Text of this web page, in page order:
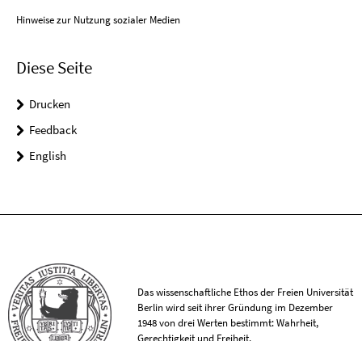
Hinweise zur Nutzung sozialer Medien
Diese Seite
Drucken
Feedback
English
Das wissenschaftliche Ethos der Freien Universität
Berlin wird seit ihrer Gründung im Dezember
1948 von drei Werten bestimmt: Wahrheit,